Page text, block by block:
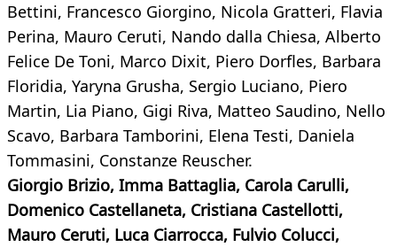
Bettini, Francesco Giorgino, Nicola Gratteri, Flavia
Perina, Mauro Ceruti, Nando dalla Chiesa, Alberto
Felice De Toni, Marco Dixit, Piero Dorfles, Barbara
Floridia, Yaryna Grusha, Sergio Luciano, Piero
Martin, Lia Piano, Gigi Riva, Matteo Saudino, Nello
Scavo, Barbara Tamborini, Elena Testi, Daniela
Tommasini, Constanze Reuscher.
Giorgio Brizio, Imma Battaglia, Carola Carulli,
Domenico Castellaneta, Cristiana Castellotti,
Mauro Ceruti, Luca Ciarrocca, Fulvio Colucci,